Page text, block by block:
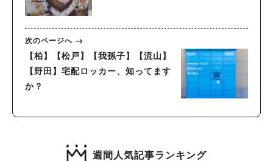
次のページへ
【柏】【松戸】【我孫子】【流山】
【野田】宅配ロッカー、知ってます
か？
週間人気記事ランキング